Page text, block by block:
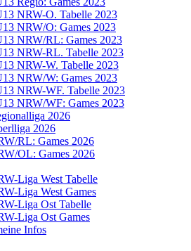
NRW-O. Tabelle 2023
NRW/O: Games 2023
NRW/RL: Games 2023
NRW-RL. Tabelle 2023
NRW-W. Tabelle 2023
NRW/W: Games 2023
NRW-WF. Tabelle 2023
NRW/WF: Games 2023
2026
2026
RL: Games 2026
OL: Games 2026
Liga West Tabelle
Liga West Games
Liga Ost Tabelle
Liga Ost Games
Infos